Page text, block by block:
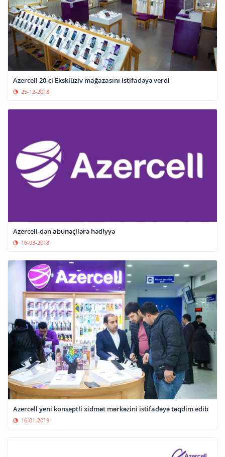
Azercell 20-ci Eksklüziv mağazasını istifadəyə verdi
25-12-2018
Azercell-dən abunəçilərə hədiyyə
16-03-2018
Azercell yeni konseptli xidmət mərkəzini istifadəyə təqdim edib
16-01-2019